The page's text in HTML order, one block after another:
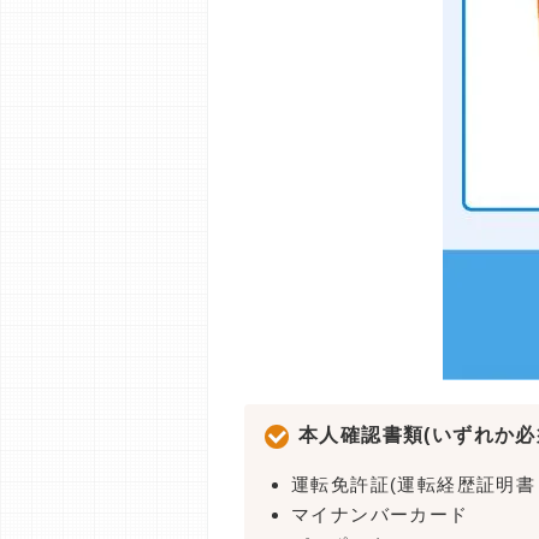
本人確認書類(いずれか
運転免許証(運転経歴証明書
マイナンバーカード